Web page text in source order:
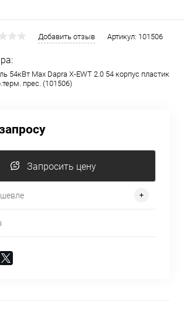
Добавить отзыв Артикул: 101506
54кВт Max Dapra X-EWT 2.0 54 корпус пластик
прес. (101506)
Запросить цену